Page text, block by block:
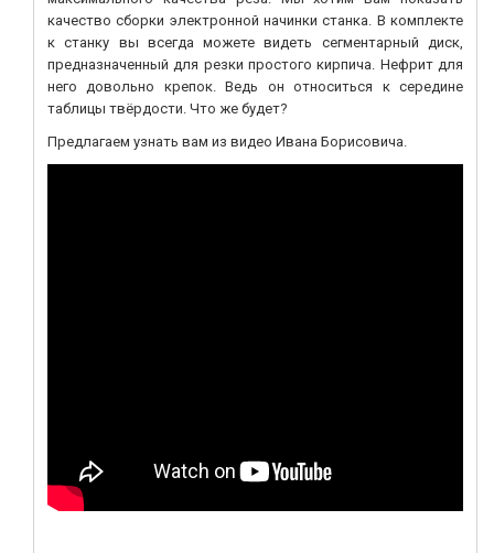
качество сборки электронной начинки станка. В комплекте
к станку вы всегда можете видеть сегментарный диск,
предназначенный для резки простого кирпича. Нефрит для
него довольно крепок. Ведь он относиться к середине
таблицы твёрдости. Что же будет?
Предлагаем узнать вам из видео Ивана Борисовича.